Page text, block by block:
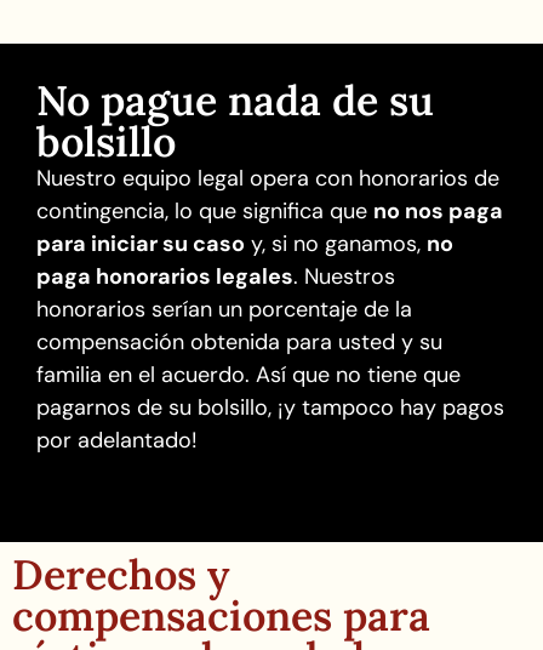
No pague nada de su
bolsillo
Nuestro equipo legal opera con honorarios de
contingencia, lo que significa que no nos paga
para iniciar su caso y, si no ganamos, no
paga honorarios legales. Nuestros
honorarios serían un porcentaje de la
compensación obtenida para usted y su
familia en el acuerdo. Así que no tiene que
pagarnos de su bolsillo, ¡y tampoco hay pagos
por adelantado!
Derechos y
compensaciones para